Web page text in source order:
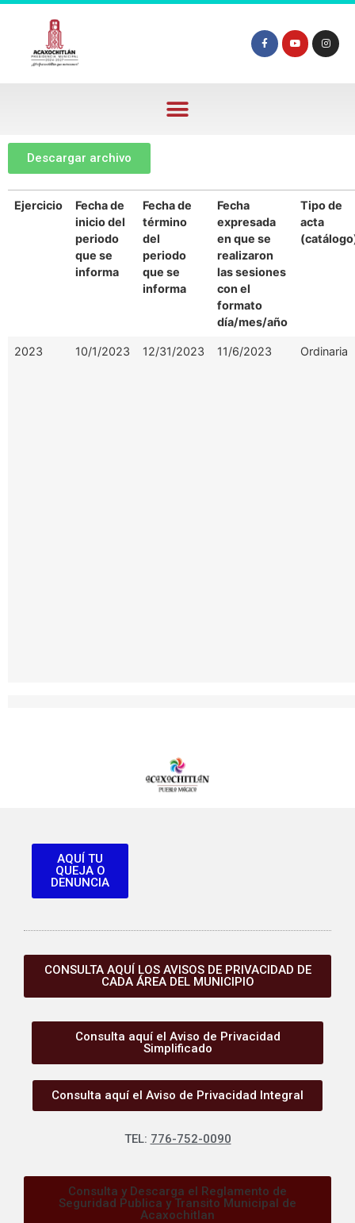
Descargar archivo
Ejercicio
Fecha de
inicio del
periodo
que se
informa
Fecha de
término
del
periodo
que se
informa
Fecha
expresada
en que se
realizaron
las sesiones
con el
formato
día/mes/año
Tipo de
acta
2023 10/1/2023 12/31/2023 11/6/2023 Ordinaria
AQUÍ TU
QUEJA O
DENUNCIA
CONSULTA AQUÍ LOS AVISOS DE PRIVACIDAD DE
CADA ÁREA DEL MUNICIPIO
Consulta aquí el Aviso de Privacidad
Simplificado
Consulta aquí el Aviso de Privacidad Integral
TEL: 776-752-0090
Consulta y Descarga el Reglamento de
Seguridad Publica y Transito Municipal de
Acaxochitlan